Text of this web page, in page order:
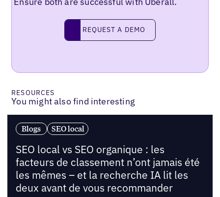
Request a demo
REQUEST A DEMO
RESOURCES
You might also find interesting
Blogs SEO local
SEO local vs SEO organique : les
facteurs de classement n’ont jamais été
les mêmes – et la recherche IA lit les
deux avant de vous recommander